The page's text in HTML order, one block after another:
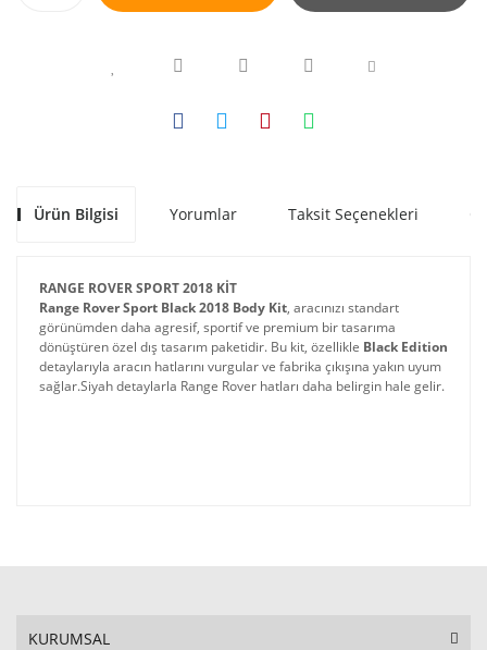
Ürün Bilgisi Yorumlar Taksit Seçenekleri
RANGE ROVER SPORT 2018 KİT
Range Rover Sport Black 2018 Body Kit, aracınızı standart
görünümden daha agresif, sportif ve premium bir tasarıma
dönüştüren özel dış tasarım paketidir. Bu kit, özellikle Black Edition
detaylarıyla aracın hatlarını vurgular ve fabrika çıkışına yakın uyum
sağlar.Siyah detaylarla Range Rover hatları daha belirgin hale gelir.
KURUMSAL